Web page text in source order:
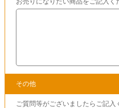
★当店ではこちらの他にも
ぜひこちらもご覧ください。
公式フェラーリF1&レーシ
隔週刊 フェラーリコレクシ